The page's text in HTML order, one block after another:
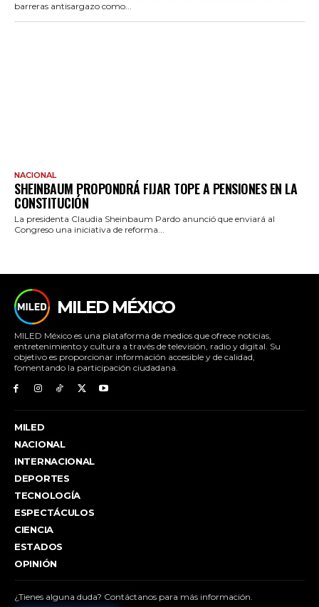
barreras antisargazo como...
NACIONAL
SHEINBAUM PROPONDRÁ FIJAR TOPE A PENSIONES EN LA
CONSTITUCIÓN
La presidenta Claudia Sheinbaum Pardo anunció que enviará al
Congreso una iniciativa de reforma...
MILED MÉXICO
MILED México es una plataforma de medios que ofrece noticias,
entretenimiento y cultura a través de televisión, radio y digital. Su
objetivo es proporcionar información accesible y de calidad,
fomentando la participación ciudadana.
MILED
NACIONAL
INTERNACIONAL
DEPORTES
TECNOLOGÍA
ESPECTÁCULOS
CIENCIA
ESTADOS
OPINIÓN
¿Tienes alguna duda? Contáctanos para más información.